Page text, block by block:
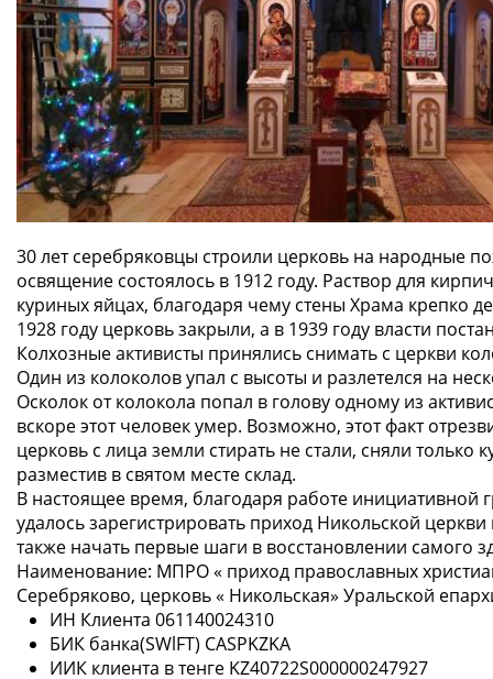
30 лет серебряковцы строили церковь на народные
освящение состоялось в 1912 году. Раствор для
куриных яйцах, благодаря чему стены Храма крепко
1928 году церковь закрыли, а в 1939 году власти
Колхозные активисты принялись снимать с церкви
Один из колоколов упал с высоты и разлетелся на
Осколок от колокола попал в голову одному из
вскоре этот человек умер. Возможно, этот факт
церковь с лица земли стирать не стали, сняли только
разместив в святом месте склад.
В настоящее время, благодаря работе инициативной
удалось зарегистрировать приход Никольской
также начать первые шаги в восстановлении самого
Наименование: МПРО « приход православных
Серебряково, церковь « Никольская» Уральской
ИН Клиента 061140024310
БИК банка(SWlFT) CASPKZKA
ИИК клиента в тенге KZ40722S000000247927